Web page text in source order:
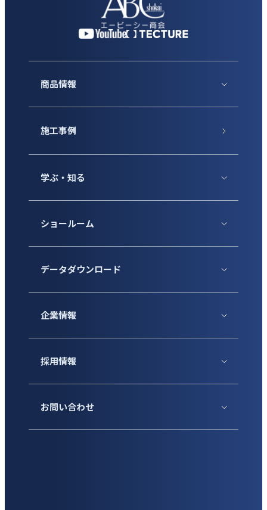
商品情報
施工事例
学ぶ・知る
ショールーム
データダウンロード
企業情報
採用情報
お問い合わせ